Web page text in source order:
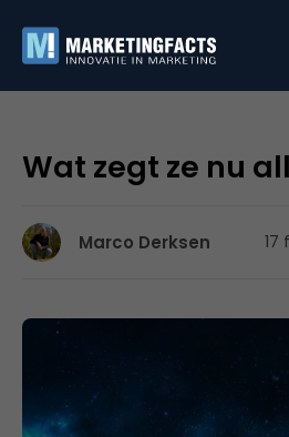
Wat zegt ze nu
Marco Derksen 17